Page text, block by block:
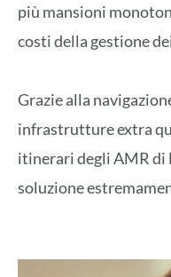
più mansioni
costi della gestione
Grazie alla
infrastrutture extra
itinerari degli AMR di
soluzione